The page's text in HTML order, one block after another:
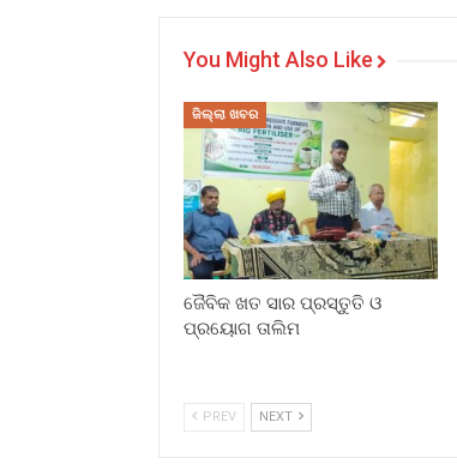
You Might Also Like
ଜିଲ୍ଲା ଖବର
ଜୈବିକ ଖତ ସାର ପ୍ରସ୍ତୁତି ଓ
ପ୍ରୟୋଗ ତାଲିମ
PREV NEXT